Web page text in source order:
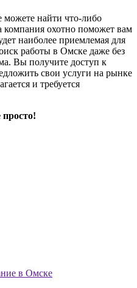
можете найти что-либо
охотно поможет вам
наиболее приемлемая для
работы в Омске даже без
Вы получите доступ к
свои услуги на рынке
и требуется